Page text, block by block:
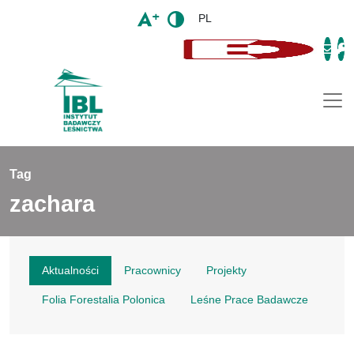
PL
Tag
zachara
Aktualności Pracownicy Projekty
Folia Forestalia Polonica Leśne Prace Badawcze